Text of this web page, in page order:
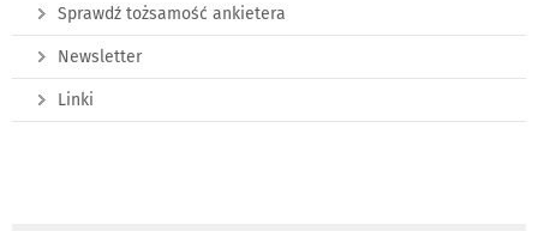
Sprawdź tożsamość ankietera
Newsletter
Linki